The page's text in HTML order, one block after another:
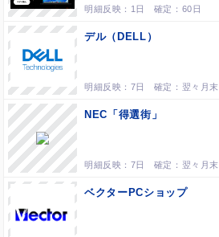
1日 60日
デル（DELL）
7日 翌々月末
NEC「得選街」
7日 翌々月末
ベクターPCショップ